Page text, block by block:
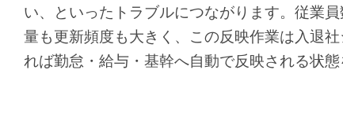
い、といったトラブルにつながります。従業
量も更新頻度も大きく、この反映作業は入退
れば勤怠・給与・基幹へ自動で反映される状